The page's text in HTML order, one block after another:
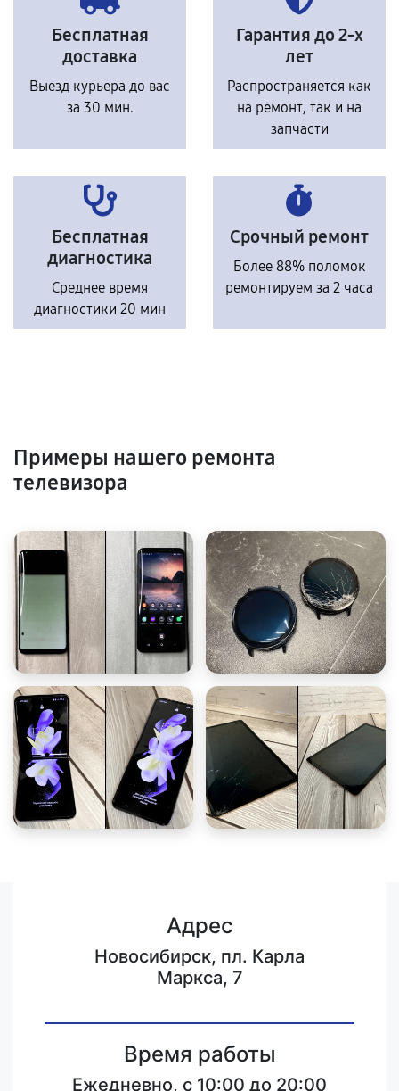
Бесплатная
доставка
Выезд курьера до вас
за 30 мин.
Гарантия до 2-х
лет
Распространяется как
на ремонт, так и на
запчасти
Бесплатная
диагностика
Среднее время
диагностики 20 мин
Срочный ремонт
Более 88% поломок
ремонтируем за 2 часа
Примеры нашего ремонта
телевизора
Адрес
Новосибирск, пл. Карла
Маркса, 7
Время работы
Ежедневно, с 10:00 до 20:00